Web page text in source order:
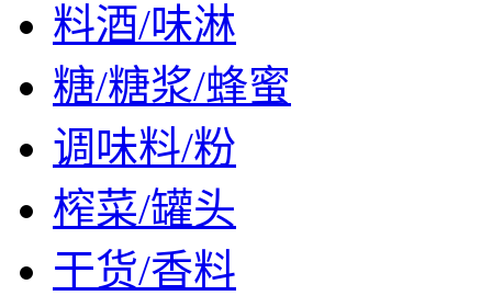
料酒/味淋
糖/糖浆/蜂蜜
调味料/粉
榨菜/罐头
干货/香料